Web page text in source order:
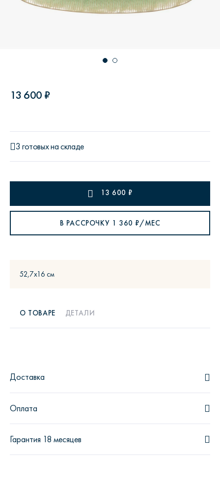
13 600 ₽
3 готовых на складе
13 600 ₽
В РАССРОЧКУ 1 360 ₽/МЕС
52,7х16 см
О ТОВАРЕ ДЕТАЛИ
Доставка
Оплата
Гарантия 18 месяцев